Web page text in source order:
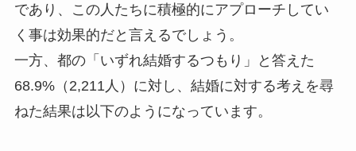
であり、この人たちに積極的にアプローチしてい
く事は効果的だと言えるでしょう。
一方、都の「いずれ結婚するつもり」と答えた
68.9%（2,211人）に対し、結婚に対する考えを尋
ねた結果は以下のようになっています。